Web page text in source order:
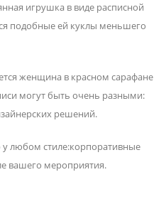
игрушка в виде расписной
подобные ей куклы меньшего
женщина в красном сарафане
могут быть очень разными:
решений.
любом стиле:корпоративные
вашего мероприятия.